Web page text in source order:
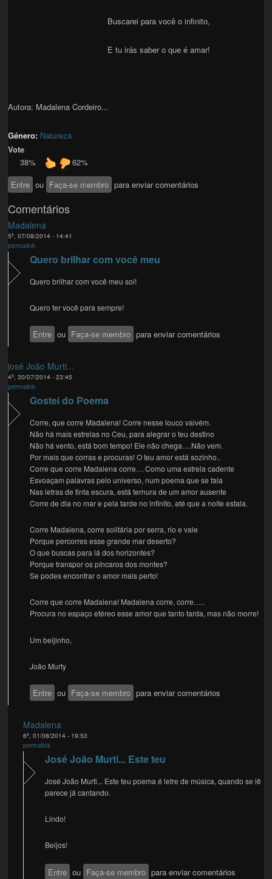
Buscarei para você o infinito,
E tu irás saber o que é amar!
Autora: Madalena Cordeiro...
Género: Natureza
Vote
38%
62%
Entre ou Faça-se membro para enviar comentários
Comentários
Madalena
5ª, 07/08/2014 - 14:41
permalink
Quero brilhar com você meu
Quero brilhar com você meu sol!
Quero ter você para sempre!
Entre ou Faça-se membro para enviar comentários
josé João Murti...
4ª, 30/07/2014 - 23:45
permalink
Gostei do Poema
Corre, que corre Madalena! Corre nesse louco vaivém.
Não há mais estrelas no Ceu, para alegrar o teu destino
Não há vento, está bom tempo! Ele não chega….Não vem.
Por mais que corras e procuras! O teu amor está sozinho..
Corre que corre Madalena corre… Como uma estrela cadente
Esvoaçam palavras pelo universo, num poema que se fala
Nas letras de tinta escura, está ternura de um amor ausente
Corre de dia no mar e pela tarde no infinito, até que a noite estala.
Corre Madalena, corre solitária por serra, rio e vale
Porque percorres esse grande mar deserto?
O que buscas para lá dos horizontes?
Porque transpor os píncaros dos montes?
Se podes encontrar o amor mais perto!
Corre que corre Madalena! Madalena corre, corre…..
Procura no espaço etéreo esse amor que tanto tarda, mas não morre!
Um beijinho,
João Murty
Entre ou Faça-se membro para enviar comentários
Madalena
6ª, 01/08/2014 - 19:53
permalink
José João Murti... Este teu
José João Murti... Este teu poema é letre de música, quando se lê
parece já cantando.
Lindo!
Beijos!
Entre ou Faça-se membro para enviar comentários